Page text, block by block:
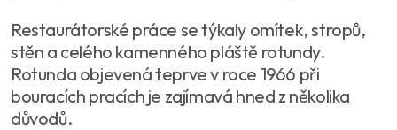
Restaurátorské práce se týkaly omítek, stropů,
stěn a celého kamenného pláště rotundy.
Rotunda objevená teprve v roce 1966 při
bouracích pracích je zajímavá hned z několika
důvodů.